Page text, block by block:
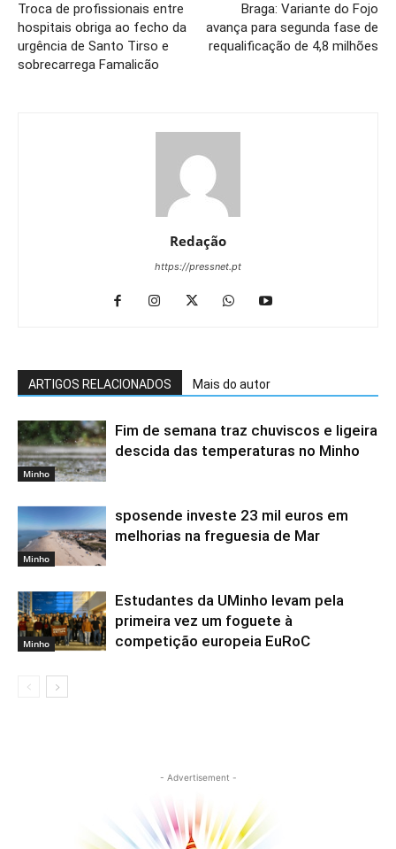
Troca de profissionais entre
hospitais obriga ao fecho da
urgência de Santo Tirso e
sobrecarrega Famalicão
Braga: Variante do Fojo
avança para segunda fase de
requalificação de 4,8 milhões
Redação
https://pressnet.pt
ARTIGOS RELACIONADOS Mais do autor
Minho
Fim de semana traz chuviscos e ligeira
descida das temperaturas no Minho
Minho
sposende investe 23 mil euros em
melhorias na freguesia de Mar
Minho
Estudantes da UMinho levam pela
primeira vez um foguete à
competição europeia EuRoC
- Advertisement -